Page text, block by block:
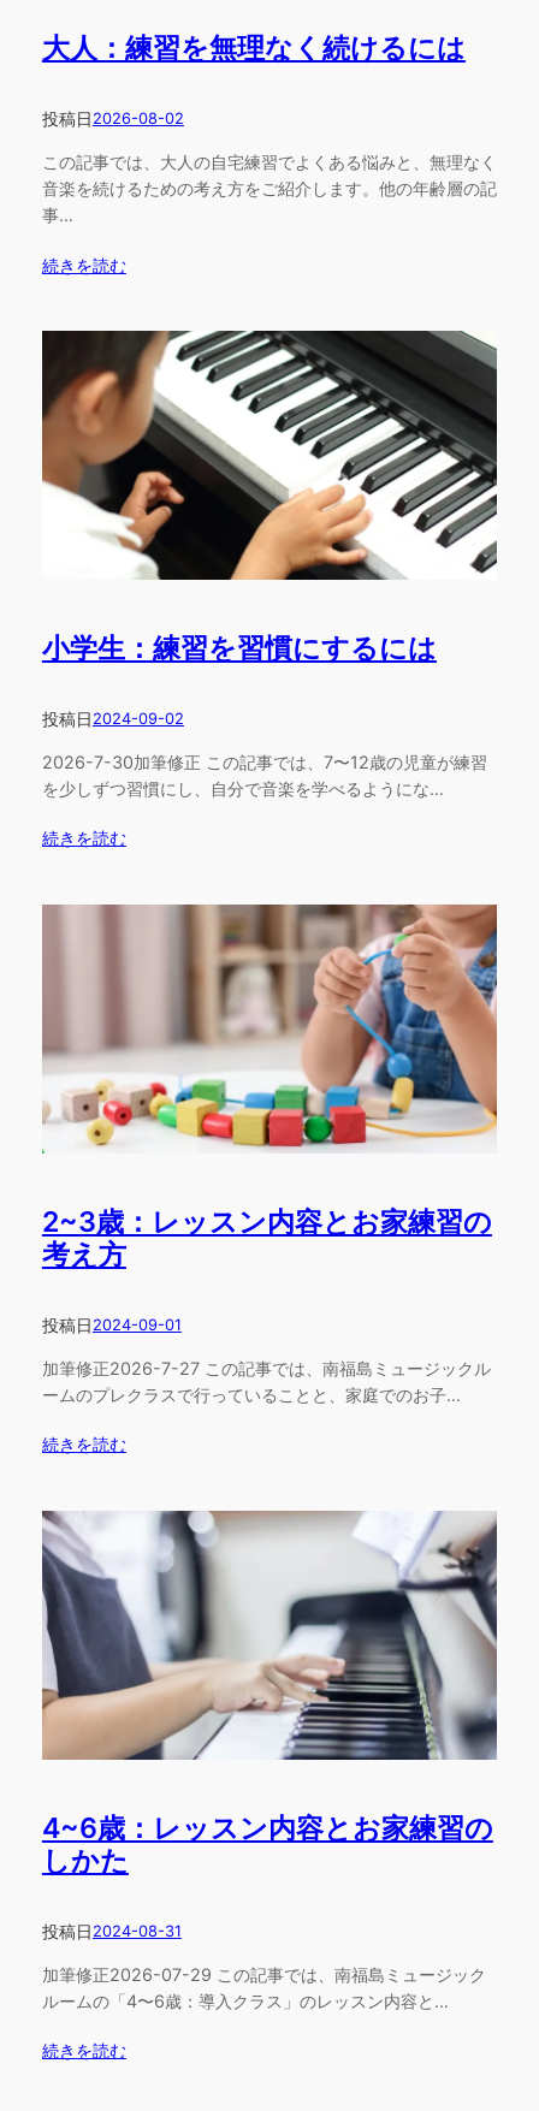
大人：練習を無理なく続けるには
投稿日 2026-08-02
この記事では、大人の自宅練習でよくある悩みと、無理なく
音楽を続けるための考え方をご紹介します。他の年齢層の記
事…
続きを読む
小学生：練習を習慣にするには
投稿日 2024-09-02
2026-7-30加筆修正 この記事では、7〜12歳の児童が練習
を少しずつ習慣にし、自分で音楽を学べるようにな…
続きを読む
2~3歳：レッスン内容とお家練習の
考え方
投稿日 2024-09-01
加筆修正2026-7-27 この記事では、南福島ミュージックル
ームのプレクラスで行っていることと、家庭でのお子…
続きを読む
4~6歳：レッスン内容とお家練習の
しかた
投稿日 2024-08-31
加筆修正2026-07-29 この記事では、南福島ミュージック
ルームの「4〜6歳：導入クラス」のレッスン内容と…
続きを読む